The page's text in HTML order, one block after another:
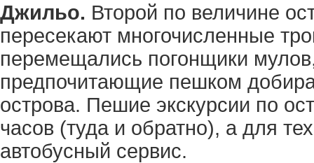
Джильо. Второй по величине
пересекают многочисленные
перемещались погонщики
предпочитающие пешком
острова. Пешие экскурсии по
часов (туда и обратно), а для
автобусный сервис.